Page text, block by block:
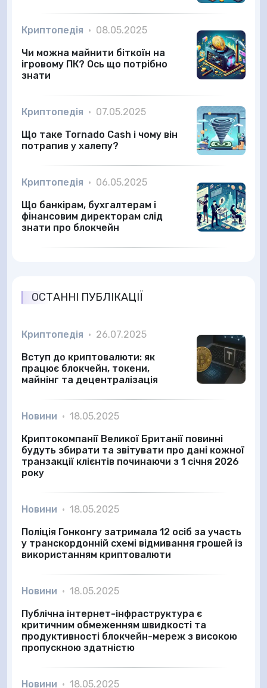
Криптопедія • 08.05.2025
Чи можна майнити біткоїн на
ігровому ПК? Ось що потрібно
знати
Криптопедія • 07.05.2025
Що таке Tornado Cash і чому він
потрапив у халепу?
Криптопедія • 06.05.2025
Що банкірам, бухгалтерам і
фінансовим директорам слід
знати про блокчейн
ОСТАННІ ПУБЛІКАЦІЇ
Криптопедія • 26.07.2025
Вступ до криптовалюти: як
працює блокчейн, токени,
майнінг та децентралізація
Новини • 18.05.2025
Криптокомпанії Великої Британії повинні
будуть збирати та звітувати про дані кожної
транзакції клієнтів починаючи з 1 січня 2026
року
Новини • 18.05.2025
Поліція Гонконгу затримала 12 осіб за участь
у транскордонній схемі відмивання грошей із
використанням криптовалюти
Новини • 18.05.2025
Публічна інтернет-інфраструктура є
критичним обмеженням швидкості та
продуктивності блокчейн-мереж з високою
пропускною здатністю
Новини • 18.05.2025